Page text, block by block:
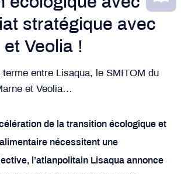
stratégique avec
et Veolia !
terme entre Lisaqua, le SMITOM du
et Veolia…
de la transition écologique et
nécessitent une
l’atlanpolitain Lisaqua annonce